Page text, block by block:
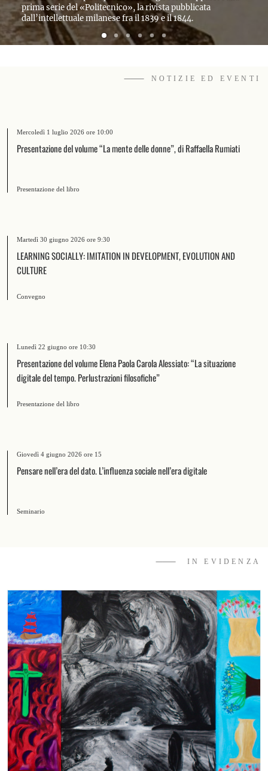
«Politecnico», la rivista pubblicata
milanese fra il 1839 e il 1844.
⸻ NOTIZIE ED EVENTI
Mercoledì 1 luglio 2026 ore 10:00
Presentazione del volume “La mente delle donne”, di Raffaella Rumiati
Presentazione del libro
Martedì 30 giugno 2026 ore 9:30
LEARNING SOCIALLY: IMITATION IN DEVELOPMENT, EVOLUTION AND
CULTURE
Convegno
Lunedì 22 giugno ore 10:30
Presentazione del volume Elena Paola Carola Alessiato: “La situazione
digitale del tempo. Perlustrazioni filosofiche”
Presentazione del libro
Giovedì 4 giugno 2026 ore 15
Pensare nell’era del dato. L’influenza sociale nell’era digitale
Seminario
⸻ IN EVIDENZA